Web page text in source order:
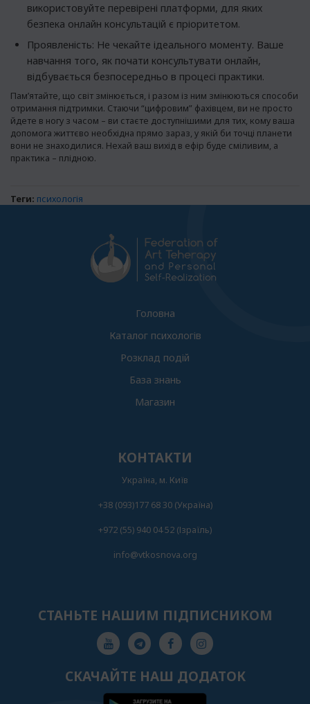
використовуйте перевірені платформи, для яких
безпека онлайн консультацій є пріоритетом.
Проявленість: Не чекайте ідеального моменту. Ваше
навчання того, як почати консультувати онлайн,
відбувається безпосередньо в процесі практики.
Пам’ятайте, що світ змінюється, і разом із ним змінюються способи
отримання підтримки. Стаючи “цифровим” фахівцем, ви не просто
йдете в ногу з часом – ви стаєте доступнішими для тих, кому ваша
допомога життєво необхідна прямо зараз, у якій би точці планети
вони не знаходилися. Нехай ваш вихід в ефір буде сміливим, а
практика – плідною.
Теги: психологія
Головна
Каталог психологів
Розклад подій
База знань
Магазин
КОНТАКТИ
Українa, м. Київ
+38 (093)177 68 30 (Українa)
+972 (55) 940 04 52 (Ізраїль)
info@vtkosnova.org
СТАНЬТЕ НАШИМ ПІДПИСНИКОМ
СКАЧАЙТЕ НАШ ДОДАТОК